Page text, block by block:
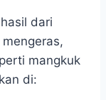
dari
mangkuk
di: